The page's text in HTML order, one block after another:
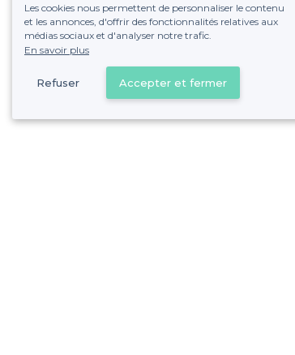
Les cookies nous permettent de personnaliser le contenu
et les annonces, d'offrir des fonctionnalités relatives aux
médias sociaux et d'analyser notre trafic.
En savoir plus
Refuser Accepter et fermer